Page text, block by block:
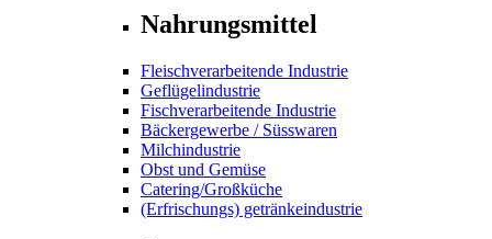
Nahrungsmittel
Fleischverarbeitende Industrie
Geflügelindustrie
Fischverarbeitende Industrie
Bäckergewerbe / Süsswaren
Milchindustrie
Obst und Gemüse
Catering/Großküche
(Erfrischungs) getränkeindustrie